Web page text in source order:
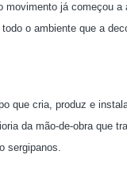
movimento já começou
o ambiente que a
que cria, produz e
da mão-de-obra que
sergipanos.